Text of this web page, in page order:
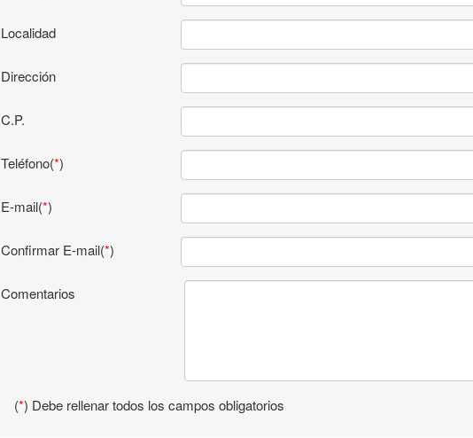
Localidad
Dirección
C.P.
Teléfono(*)
E-mail(*)
Confirmar E-mail(*)
Comentarios
(*) Debe rellenar todos los campos obligatorios